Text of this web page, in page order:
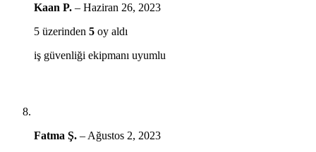
Kaan P. – Haziran 26, 2023
5 üzerinden 5 oy aldı
iş güvenliği ekipmanı uyumlu
Fatma Ş. – Ağustos 2, 2023